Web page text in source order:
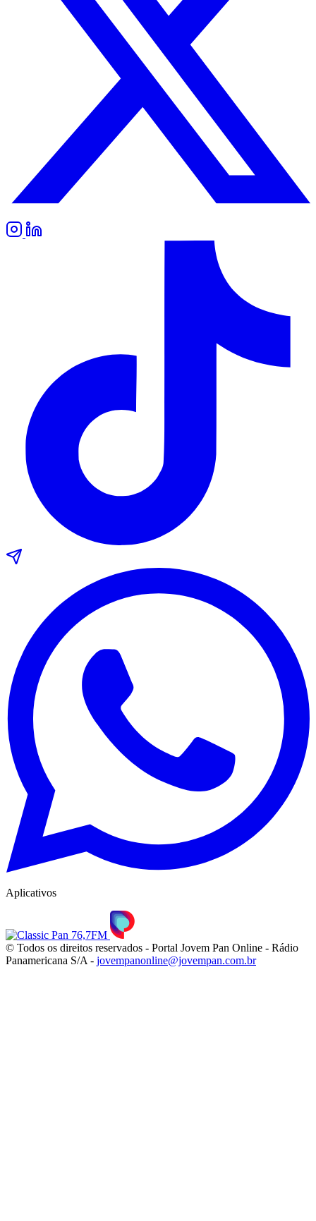
Aplicativos
© Todos os direitos reservados - Portal Jovem Pan Online - Rádio
Panamericana S/A - jovempanonline@jovempan.com.br